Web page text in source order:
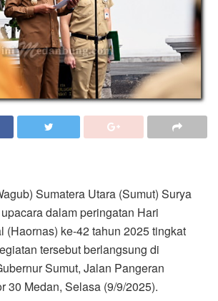
Sumatera Utara (Sumut) Surya
dalam peringatan Hari
(Haornas) ke-42 tahun 2025 tingkat
tersebut berlangsung di
Sumut, Jalan Pangeran
30 Medan, Selasa (9/9/2025).